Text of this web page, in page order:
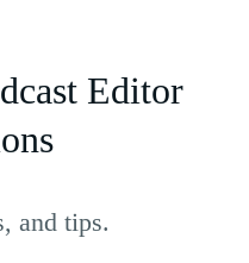
Editor
and tips.